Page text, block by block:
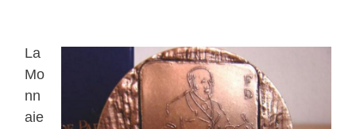
La
Mo
nn
aie